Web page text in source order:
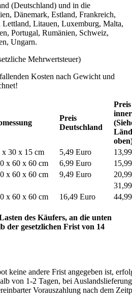
(Deutschland) und in die
Dänemark, Estland, Frankreich,
Litauen, Luxemburg, Malta,
Portugal, Rumänien, Schweiz,
Ungarn.
Mehrwertsteuer)
Kosten nach Gewicht und
Preis
Deutschland
Preis
x 30 x 15 cm 5,49 Euro
x 60 x 60 cm 6,99 Euro
x 60 x 60 cm 9,49 Euro
x 60 x 60 cm 16,49 Euro
des Käufers, an die unten
der gesetzlichen Frist von 14
keine andere Frist angegeben ist,
von 1-2 Tagen, bei
Vorauszahlung nach dem